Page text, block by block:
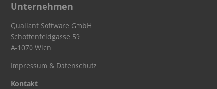
Unternehmen
Qualiant Software GmbH
Schottenfeldgasse 59
A-1070 Wien
Impressum & Datenschutz
Kontakt